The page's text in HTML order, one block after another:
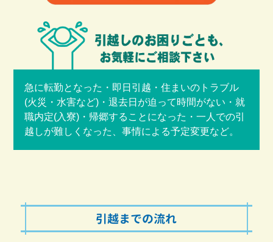
急に転勤となった・即日引越・住まいのトラブル
(火災・水害など)・退去日が迫って時間がない・就
職内定(入寮)・帰郷することになった・一人での引
越しが難しくなった、事情による予定変更など。
引越までの流れ